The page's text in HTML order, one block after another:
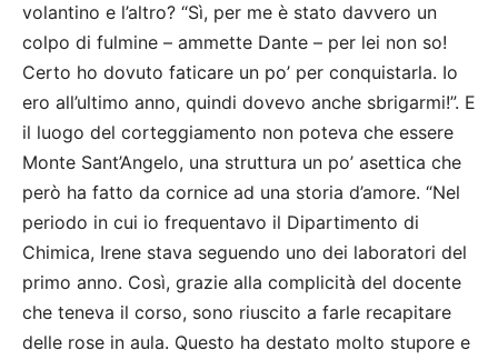
volantino e l’altro? “Sì, per me è stato davvero un
colpo di fulmine – ammette Dante – per lei non so!
Certo ho dovuto faticare un po’ per conquistarla. Io
ero all’ultimo anno, quindi dovevo anche sbrigarmi!”. E
il luogo del corteggiamento non poteva che essere
Monte Sant’Angelo, una struttura un po’ asettica che
però ha fatto da cornice ad una storia d’amore. “Nel
periodo in cui io frequentavo il Dipartimento di
Chimica, Irene stava seguendo uno dei laboratori del
primo anno. Così, grazie alla complicità del docente
che teneva il corso, sono riuscito a farle recapitare
delle rose in aula. Questo ha destato molto stupore e